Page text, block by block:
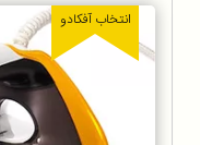
انتخاب آفکادو